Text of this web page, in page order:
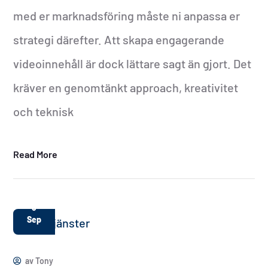
med er marknadsföring måste ni anpassa er
strategi därefter. Att skapa engagerande
videoinnehåll är dock lättare sagt än gjort. Det
kräver en genomtänkt approach, kreativitet
och teknisk
Read More
3
Sep
avTony